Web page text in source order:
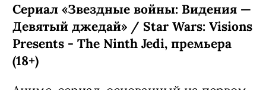
Сериал «Звездные войны: Видения —
Девятый джедай» / Star Wars: Visions
Presents - The Ninth Jedi, премьера
(18+)